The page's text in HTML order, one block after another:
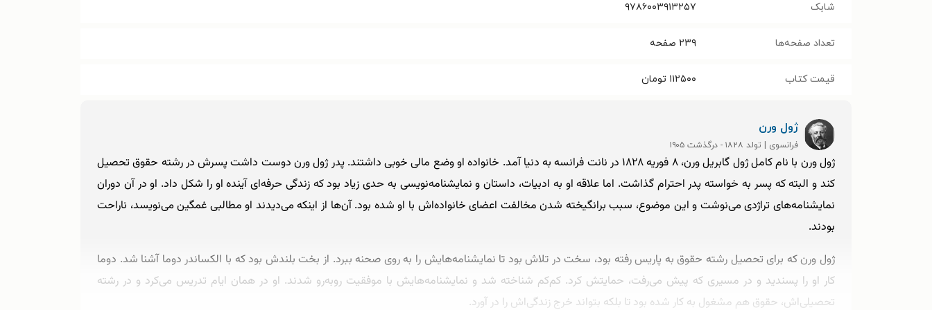
شابک ۹۷۸۶۰۰۳۹۱۳۲۵۷
تعداد صفحه‌ها ۲۳۹ صفحه
قیمت کتاب ۱۱۲۵۰۰ تومان
ژول ورن
فرانسوی | تولد ۱۸۲۸ - درگذشت ۱۹۰۵
ژول ورن با نام کامل ژول گابریل ورن، ۸ فوریه ۱۸۲۸ در نانت فرانسه به دنیا آمد. خانواده او وضع مالی خوبی داشتند. پدر ژول ورن دوست داشت پسرش در رشته حقوق تحصیل
کند و البته که پسر به خواسته پدر احترام گذاشت. اما علاقه او به ادبیات، داستان و نمایشنامه‌نویسی به حدی زیاد بود که زندگی حرفه‌ای آینده او را شکل داد. او در آن دوران
نمایشنامه‌های تراژدی می‌نوشت و این موضوع، سبب برانگیخته شدن مخالفت اعضای خانواده‌اش با او شده بود. آن‌ها از اینکه می‌دیدند او مطالبی غمگین می‌نویسد، ناراحت
بودند.
ژول ورن که برای تحصیل رشته حقوق به پاریس رفته بود، سخت در تلاش بود تا نمایشنامه‌هایش را به روی صحنه ببرد. از بخت بلندش بود که با الکساندر دوما آشنا شد. دوما
کار او را پسندید و در مسیری که پیش می‌رفت، حمایتش کرد. کم‌کم شناخته شد و نمایشنامه‌هایش با موفقیت روبه‌رو شدند. او در همان ایام تدریس می‌کرد و در رشته
تحصیلی‌اش، حقوق هم مشغول به کار شده بود تا بلکه بتواند خرج زندگی‌اش را در آورد.